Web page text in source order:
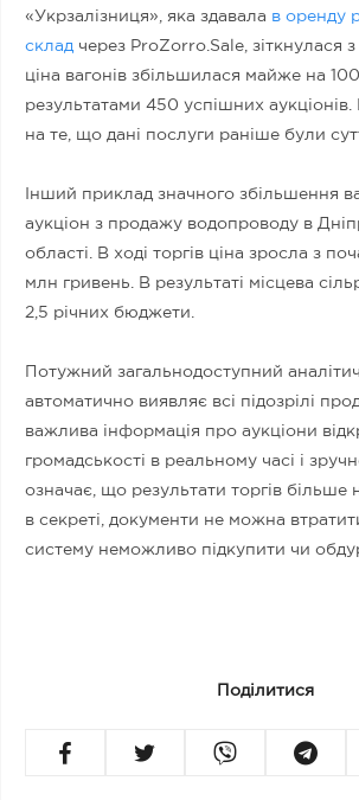
«Укрзалізниця», яка здавала в оренду
склад через ProZorro.Sale, зіткнулася
ціна вагонів збільшилася майже на
результатами 450 успішних
на те, що дані послуги раніше були
Інший приклад значного збільшення
аукціон з продажу водопроводу в
області. В ході торгів ціна зросла з
млн гривень. В результаті місцева
2,5 річних бюджети.
Потужний загальнодоступний
автоматично виявляє всі підозрілі
важлива інформація про аукціони
громадськості в реальному часі і
означає, що результати торгів більше
в секреті, документи не можна
систему неможливо підкупити чи
Поділитися